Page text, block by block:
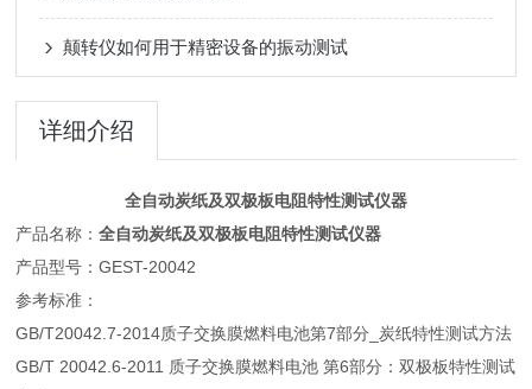
颠转仪如何用于精密设备的振动测试
详细介绍
全自动炭纸及双极板电阻特性测试仪器
产品名称：全自动炭纸及双极板电阻特性测试仪器
产品型号：GEST-20042
参考标准：
GB/T20042.7-2014质子交换膜燃料电池第7部分_炭纸特性测试方法
GB/T 20042.6-2011 质子交换膜燃料电池 第6部分：双极板特性测试